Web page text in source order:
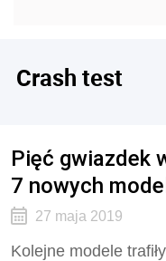
Crash test
Pięć gwiazdek
7 nowych
27 maja 2019
Kolejne modele